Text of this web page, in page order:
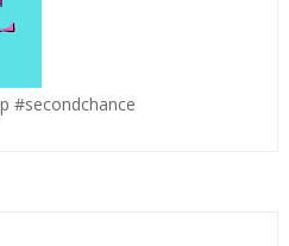
#secondchance